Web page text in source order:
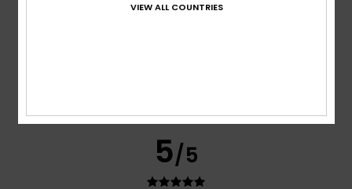
Zu groß
5/5
VIEW ALL COUNTRIES